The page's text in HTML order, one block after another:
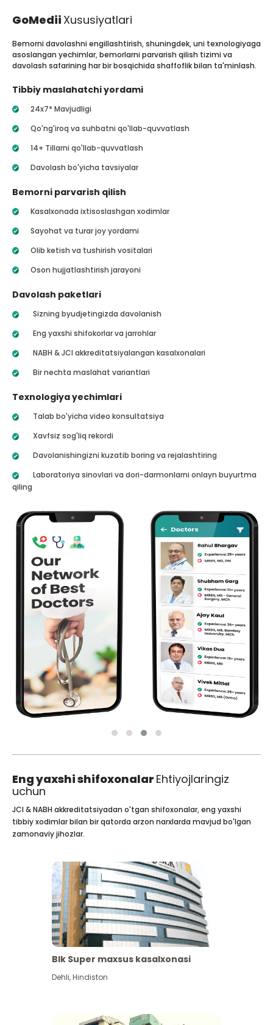
GoMedii Xususiyatlari
Bemorni davolashni engillashtirish, shuningdek, uni texnologiyaga
asoslangan yechimlar, bemorlarni parvarish qilish tizimi va
davolash safarining har bir bosqichida shaffoflik bilan ta'minlash.
Tibbiy maslahatchi yordami
24x7* Mavjudligi
Qo'ng'iroq va suhbatni qo'llab-quvvatlash
14+ Tillarni qo'llab-quvvatlash
Davolash bo'yicha tavsiyalar
Bemorni parvarish qilish
Kasalxonada ixtisoslashgan xodimlar
Sayohat va turar joy yordami
Olib ketish va tushirish vositalari
Oson hujjatlashtirish jarayoni
Davolash paketlari
Sizning byudjetingizda davolanish
Eng yaxshi shifokorlar va jarrohlar
NABH & JCI akkreditatsiyalangan kasalxonalari
Bir nechta maslahat variantlari
Texnologiya yechimlari
Talab bo'yicha video konsultatsiya
Xavfsiz sog'liq rekordi
Davolanishingizni kuzatib boring va rejalashtiring
Laboratoriya sinovlari va dori-darmonlarni onlayn buyurtma
qiling
Eng yaxshi shifoxonalar Ehtiyojlaringiz
uchun
JCI & NABH akkreditatsiyadan o'tgan shifoxonalar, eng yaxshi
tibbiy xodimlar bilan bir qatorda arzon narxlarda mavjud bo'lgan
zamonaviy jihozlar.
Blk Super maxsus kasalxonasi
Dehli,Hindiston